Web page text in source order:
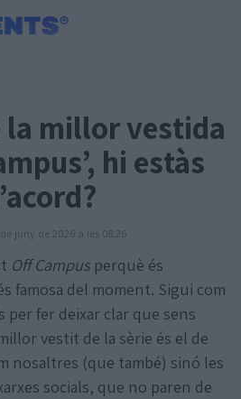
la millor vestida
hi estàs
de juny de 2026 a les 08:26
Off Campus perquè és
famosa del moment. Sigui com
per fer deixar clar que sens
vestit de la sèrie és el de
nosaltres (que també) sinó les
socials, que no paren de